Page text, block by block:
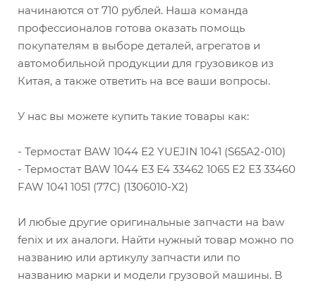
начинаются от 710 рублей. Наша команда
профессионалов готова оказать помощь
покупателям в выборе деталей, агрегатов и
автомобильной продукции для грузовиков из
Китая, а также ответить на все ваши вопросы.
У нас вы можете купить такие товары как:
- Термостат BAW 1044 Е2 YUEJIN 1041 (S65A2-010)
- Термостат BAW 1044 Е3 Е4 33462 1065 Е2 Е3 33460
FAW 1041 1051 (77C) (1306010-X2)
И любые другие оригинальные запчасти на baw
fenix и их аналоги. Найти нужный товар можно по
названию или артикулу запчасти или по
названию марки и модели грузовой машины. В